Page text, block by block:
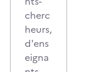
cherc
heurs,
d'ens
eigna